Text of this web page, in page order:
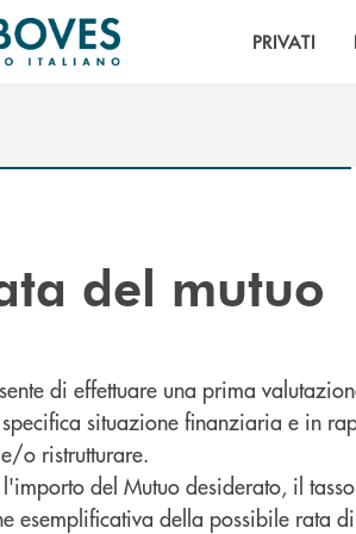
PRIVATI
del mutuo
di effettuare una prima
situazione finanziaria e in
o ristrutturare.
del Mutuo desiderato, il
esemplificativa della possibile rata